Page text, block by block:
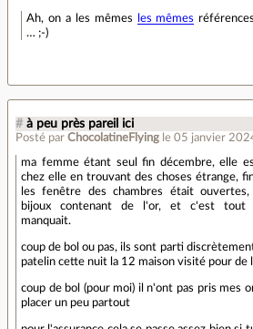
Ah, on a les mêmes les mêmes
… ;-)
# à peu près pareil ici
Posté par ChocolatineFlying le 05 janvier
ma femme étant seul fin décembre, elle
chez elle en trouvant des choses étrange,
les fenêtre des chambres était
bijoux contenant de l'or, et c'est tout
manquait.
coup de bol ou pas, ils sont parti
patelin cette nuit la 12 maison visité pour de
coup de bol (pour moi) il n'ont pas pris mes
placer un peu partout